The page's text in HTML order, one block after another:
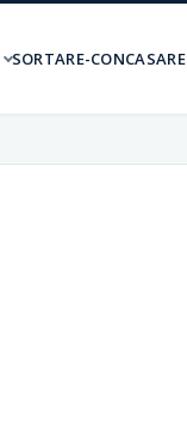
SORTARE-CONCASARE